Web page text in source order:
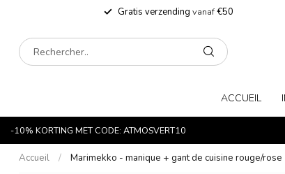
Gratis verzending vanaf€50
ACCUEIL
-10% KORTING MET CODE: ATMOSVERT10
Accueil / Marimekko - manique + gant de cuisine rouge/rose